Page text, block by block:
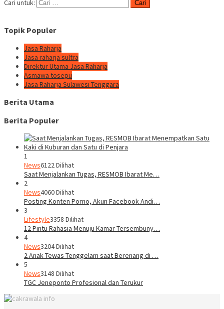
Cari untuk:
Topik Populer
Jasa Raharja
Jasa raharja sultra
Direktur Utama Jasa Raharja
Asmawa tosepu
Jasa Raharja Sulawesi Tenggara
Berita Utama
Berita Populer
1
News6122 Dilihat
Saat Menjalankan Tugas, RESMOB Ibarat Me…
2
News4060 Dilihat
Posting Konten Porno, Akun Facebook Andi…
3
Lifestyle3358 Dilihat
12 Pintu Rahasia Menuju Kamar Tersembuny…
4
News3204 Dilihat
2 Anak Tewas Tenggelam saat Berenang di …
5
News3148 Dilihat
TGC Jeneponto Profesional dan Terukur